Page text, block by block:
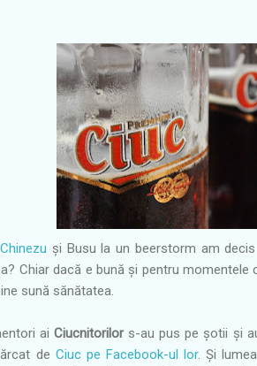
Chinezu și Busu la un beerstorm am
Chiar dacă e bună și pentru
sună sănătatea.
ai Ciucnitorilors-au pus pe șotii și
de Ciuc pe Facebook-ul lor. Și